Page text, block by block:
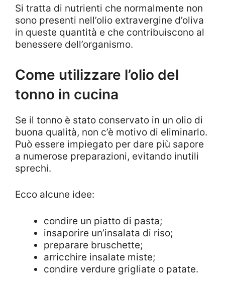
Si tratta di nutrienti che normalmente non
sono presenti nell’olio extravergine d’oliva
in queste quantità e che contribuiscono al
benessere dell’organismo.
Come utilizzare l’olio del
tonno in cucina
Se il tonno è stato conservato in un olio di
buona qualità, non c’è motivo di eliminarlo.
Può essere impiegato per dare più sapore
a numerose preparazioni, evitando inutili
sprechi.
Ecco alcune idee:
condire un piatto di pasta;
insaporire un’insalata di riso;
preparare bruschette;
arricchire insalate miste;
condire verdure grigliate o patate.